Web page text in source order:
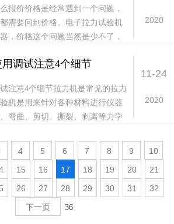
2020
报价价格是经常遇到一个问题，
需要问到价格。电子拉力试验机
，价格这个问题当然是少不了，
11-24
2020
调试注意4个细节
注意4个细节拉力机是常见的拉力
机是用来针对各种材料进行仪器
弯曲、剪切、撕裂、剥离等力学
4 5 6 7 8 9
10
15 16 17 18 19 20
21
26 27 28 29 30 31
32
下一页
36